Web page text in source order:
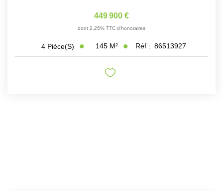
449 900 €
dont 2,25% TTC d'honoraires
4 Pièce(s) 145 M² Réf : 86513927